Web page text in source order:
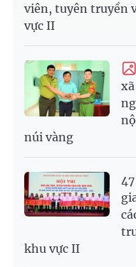
viên, tuyên truyền
vực II
núi vàng
khu vực II